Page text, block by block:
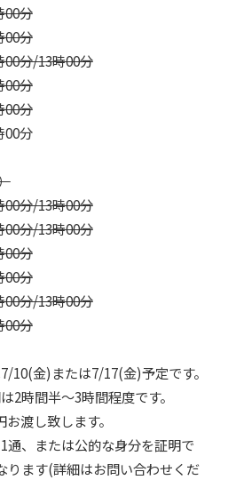
00分
00分
00分/13時00分
00分
00分
00分
00分/13時00分
00分/13時00分
00分
00分
00分/13時00分
00分
10(金)または7/17(金)予定です。
2時間半～3時間程度です。
渡し致します。
通、または公的な身分を証明で
ります(詳細はお問い合わせくだ